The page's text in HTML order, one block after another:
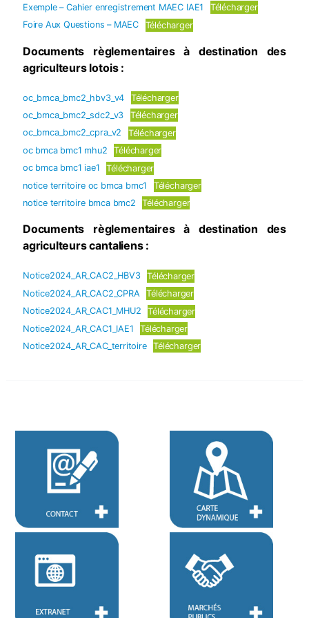
Exemple – Cahier enregistrement MAEC IAE1
Télécharger
Foire Aux Questions – MAEC
Télécharger
Documents règlementaires à destination des
agriculteurs lotois :
oc_bmca_bmc2_hbv3_v4
Télécharger
oc_bmca_bmc2_sdc2_v3
Télécharger
oc_bmca_bmc2_cpra_v2
Télécharger
oc bmca bmc1 mhu2
Télécharger
oc bmca bmc1 iae1
Télécharger
notice territoire oc bmca bmc1
Télécharger
notice territoire bmca bmc2
Télécharger
Documents règlementaires à destination des
agriculteurs cantaliens :
Notice2024_AR_CAC2_HBV3
Télécharger
Notice2024_AR_CAC2_CPRA
Télécharger
Notice2024_AR_CAC1_MHU2
Télécharger
Notice2024_AR_CAC1_IAE1
Télécharger
Notice2024_AR_CAC_territoire
Télécharger